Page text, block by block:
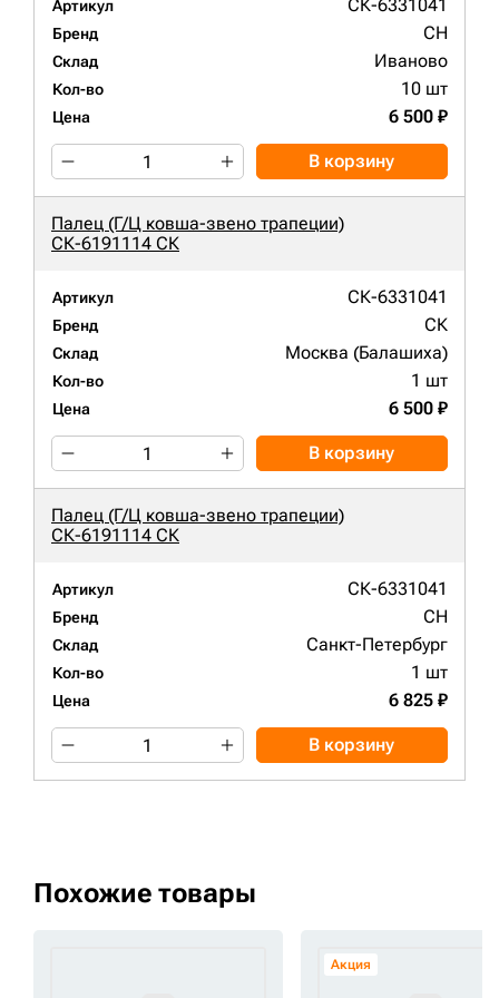
Артикул СК-6331041
Бренд CH
Склад Иваново
Кол-во 10 шт
Цена 6 500 ₽
В корзину
Палец (Г/Ц ковша-звено трапеции)
СК-6191114 СК
Артикул СК-6331041
Бренд СК
Склад Москва (Балашиха)
Кол-во 1 шт
Цена 6 500 ₽
В корзину
Палец (Г/Ц ковша-звено трапеции)
СК-6191114 СК
Артикул СК-6331041
Бренд CH
Склад Санкт-Петербург
Кол-во 1 шт
Цена 6 825 ₽
В корзину
Похожие товары
Акция